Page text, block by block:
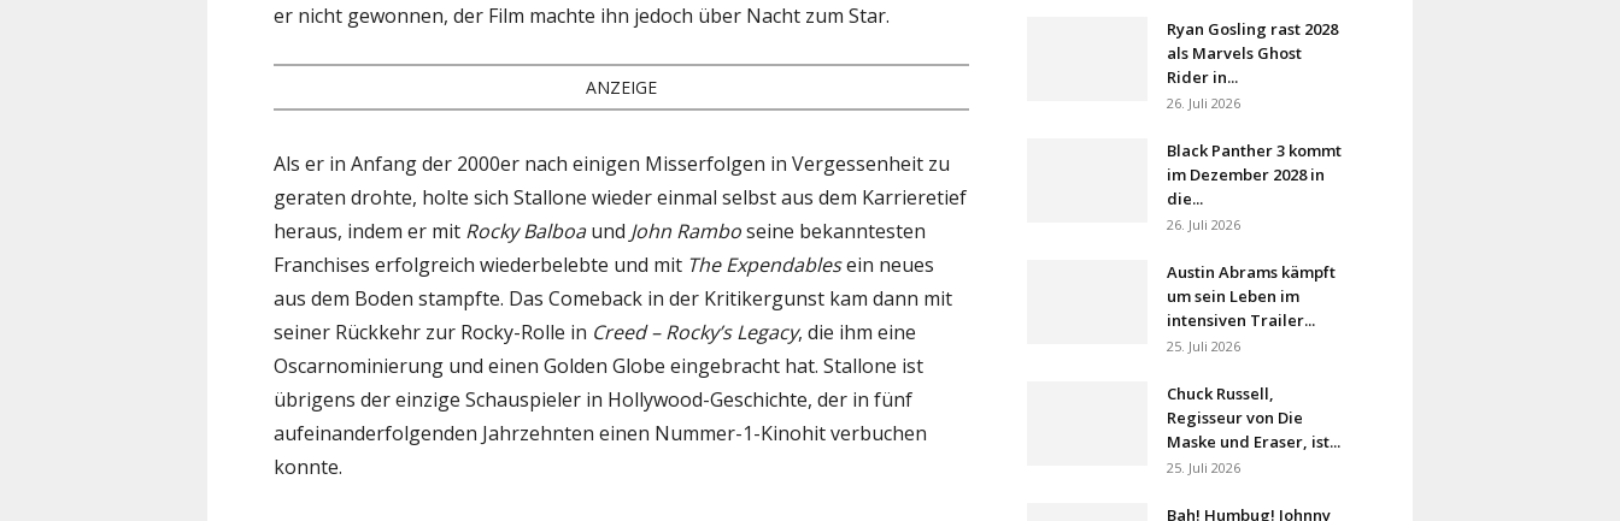
er nicht gewonnen, der Film machte ihn jedoch über Nacht zum Star.
ANZEIGE
Als er in Anfang der 2000er nach einigen Misserfolgen in Vergessenheit zu
geraten drohte, holte sich Stallone wieder einmal selbst aus dem Karrieretief
heraus, indem er mit Rocky Balboaund John Ramboseine bekanntesten
Franchises erfolgreich wiederbelebte und mit The Expendablesein neues
aus dem Boden stampfte. Das Comeback in der Kritikergunst kam dann mit
seiner Rückkehr zur Rocky-Rolle in Creed – Rocky’s Legacy, die ihm eine
Oscarnominierung und einen Golden Globe eingebracht hat. Stallone ist
übrigens der einzige Schauspieler in Hollywood-Geschichte, der in fünf
aufeinanderfolgenden Jahrzehnten einen Nummer-1-Kinohit verbuchen
konnte.
Ryan Gosling rast 2028
als Marvels Ghost
Rider in...
26. Juli 2026
Black Panther 3 kommt
im Dezember 2028 in
die...
26. Juli 2026
Austin Abrams kämpft
um sein Leben im
intensiven Trailer...
25. Juli 2026
Chuck Russell,
Regisseur von Die
Maske und Eraser, ist...
25. Juli 2026
Bah! Humbug! Johnny